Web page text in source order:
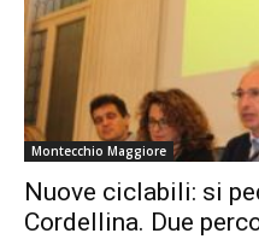
Montecchio Maggiore
Nuove ciclabili: si
Cordellina. Due